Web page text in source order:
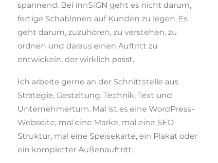
spannend. Bei innSIGN geht es nicht darum,
fertige Schablonen auf Kunden zu legen. Es
geht darum, zuzuhören, zu verstehen, zu
ordnen und daraus einen Auftritt zu
entwickeln, der wirklich passt.
Ich arbeite gerne an der Schnittstelle aus
Strategie, Gestaltung, Technik, Text und
Unternehmertum. Mal ist es eine WordPress-
Webseite, mal eine Marke, mal eine SEO-
Struktur, mal eine Speisekarte, ein Plakat oder
ein kompletter Außenauftritt.